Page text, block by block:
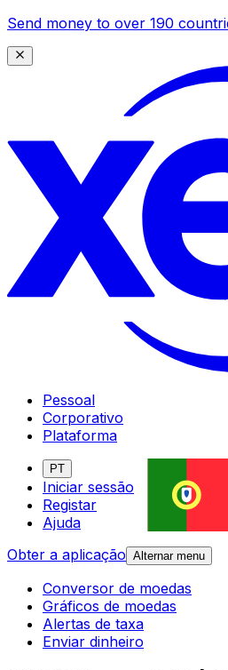
Send money to over 190
Pessoal
Corporativo
Plataforma
PT
Iniciar sessão
Registar
Ajuda
Obter a aplicação Alternar menu
Conversor de moedas
Gráficos de moedas
Alertas de taxa
Enviar dinheiro